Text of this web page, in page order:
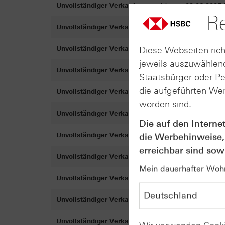
Unvollständiger Verkaufsprospekt vom 02.06.2005
Unvollständiger Verkaufsprospekt vom 03.05.2005
Unvollständiger Verkaufsprospekt vom 18.03.2005
Unvollständiger Verkaufsprospekt vom 07.03.2005
Unvollständiger Verkaufsprospekt vom 18.02.2005
Unvollständiger Verkaufsprospekt vom 01.12.2004
Unvollständiger Verkaufsprospekt vom 13.08.2004
Unvollständiger Verkaufsprospekt vom 03.08.2004
Unvollständiger Verkaufsprospekt vom 21.07.2004
Unvollständiger Verkaufsprospekt vom 28.06.2004
Unvollständiger Verkaufsprospekt vom 04.06.2004
Diese Webseiten
jeweils
Staatsbürger oder
die aufgeführten
worden sind.
Die auf den
die
erreichbar sind
Mein dauerhafter